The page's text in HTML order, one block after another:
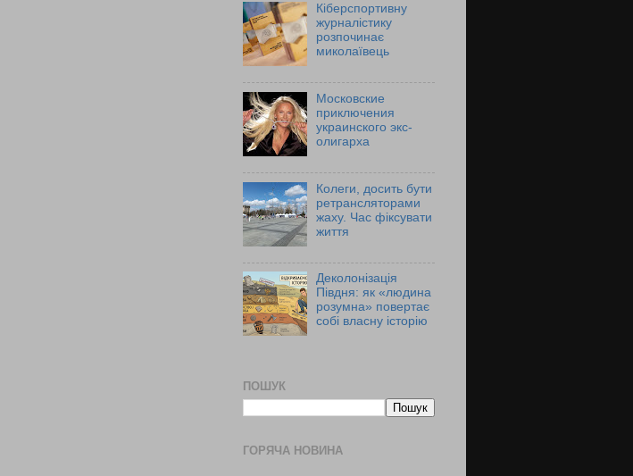
Кіберспортивну
журналістику
розпочинає
миколаївець
Московские
приключения
украинского экс-
олигарха
Колеги, досить бути
ретрансляторами
жаху. Час фіксувати
життя
Деколонізація
Півдня: як «людина
розумна» повертає
собі власну історію
ПОШУК
ГОРЯЧА НОВИНА